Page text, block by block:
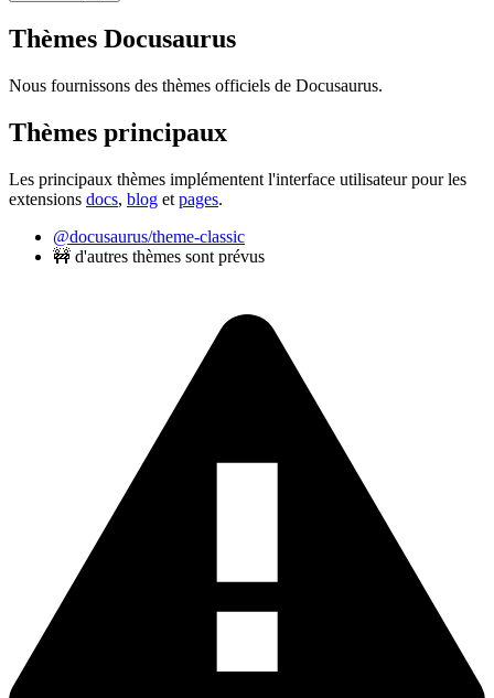
Thèmes Docusaurus
Nous fournissons des thèmes officiels de Docusaurus.
Thèmes principaux
Les principaux thèmes implémentent l'interface utilisateur pour les
extensions docs, blog et pages.
@docusaurus/theme-classic
🚧 d'autres thèmes sont prévus